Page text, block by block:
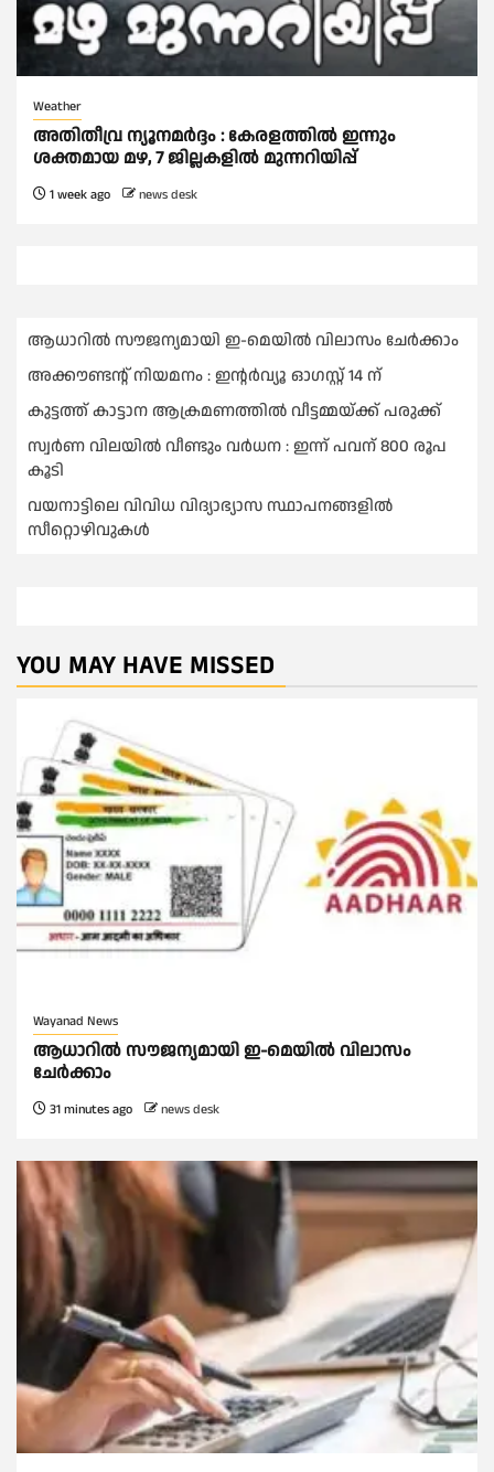
Weather
അതിതീവ്ര ന്യൂനമര്‍ദ്ദം : കേരളത്തില്‍ ഇന്നും
ശക്തമായ മഴ, 7 ജില്ലകളില്‍ മുന്നറിയിപ്പ്
1 week ago news desk
ആധാറിൽ സൗജന്യമായി ഇ-മെയിൽ വിലാസം ചേർക്കാം
അക്കൗണ്ടന്റ് നിയമനം : ഇൻ്റർവ്യൂ ഓഗസ്റ്റ് 14 ന്
കുട്ടത്ത് കാട്ടാന ആക്രമണത്തിൽ വീട്ടമ്മയ്ക്ക് പരുക്ക്
സ്വർണ വിലയില്‍ വീണ്ടും വർധന : ഇന്ന് പവന് 800 രൂപ
കൂടി
വയനാട്ടിലെ വിവിധ വിദ്യാഭ്യാസ സ്ഥാപനങ്ങളിൽ
സീറ്റൊഴിവുകൾ
YOU MAY HAVE MISSED
Wayanad News
ആധാറിൽ സൗജന്യമായി ഇ-മെയിൽ വിലാസം
ചേർക്കാം
31 minutes ago news desk